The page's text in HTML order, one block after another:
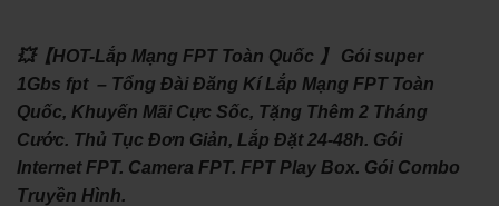
💥【HOT-Lắp Mạng FPT Toàn Quốc 】 Gói super
1Gbs fpt – Tổng Đài Đăng Kí Lắp Mạng FPT Toàn
Quốc, Khuyến Mãi Cực Sốc, Tặng Thêm 2 Tháng
Cước. Thủ Tục Đơn Giản, Lắp Đặt 24-48h. Gói
Internet FPT. Camera FPT. FPT Play Box. Gói Combo
Truyền Hình.